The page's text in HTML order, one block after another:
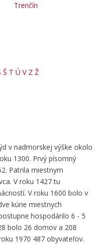
Trenčín
Š T Ú V Z Ž
v nadmorskej výške okolo
1300. Prvý písomný
Patrila miestnym
V roku 1427 tu
V roku 1600 bolo v
kúrie miestnych
hospodárilo 6 - 5
bolo 26 domov a 208
1970 487 obyvateľov.